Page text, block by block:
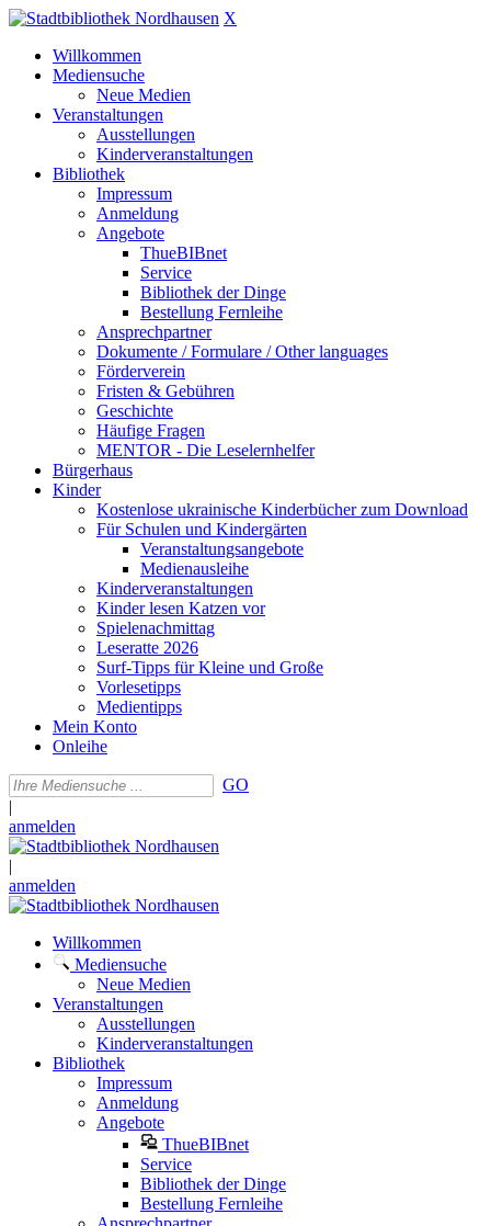
X
Willkommen
Mediensuche
Neue Medien
Veranstaltungen
Ausstellungen
Kinderveranstaltungen
Bibliothek
Impressum
Anmeldung
Angebote
ThueBIBnet
Service
Bibliothek der Dinge
Bestellung Fernleihe
Ansprechpartner
Dokumente / Formulare / Other languages
Förderverein
Fristen & Gebühren
Geschichte
Häufige Fragen
MENTOR - Die Leselernhelfer
Bürgerhaus
Kinder
Kostenlose ukrainische Kinderbücher zum Download
Für Schulen und Kindergärten
Veranstaltungsangebote
Medienausleihe
Kinderveranstaltungen
Kinder lesen Katzen vor
Spielenachmittag
Leseratte 2026
Surf-Tipps für Kleine und Große
Vorlesetipps
Medientipps
Mein Konto
Onleihe
GO
|
anmelden
|
anmelden
Willkommen
Mediensuche
Neue Medien
Veranstaltungen
Ausstellungen
Kinderveranstaltungen
Bibliothek
Impressum
Anmeldung
Angebote
ThueBIBnet
Service
Bibliothek der Dinge
Bestellung Fernleihe